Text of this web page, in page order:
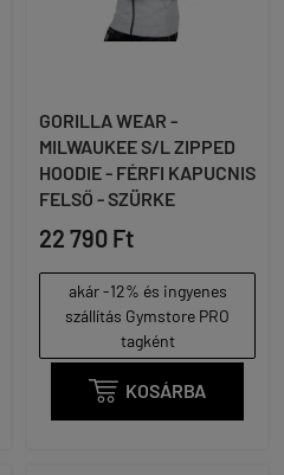
GORILLA WEAR -
MILWAUKEE S/L ZIPPED
HOODIE - FÉRFI KAPUCNIS
FELSŐ - SZÜRKE
22 790 Ft
akár -12% és ingyenes
szállítás Gymstore PRO
tagként
 KOSÁRBA